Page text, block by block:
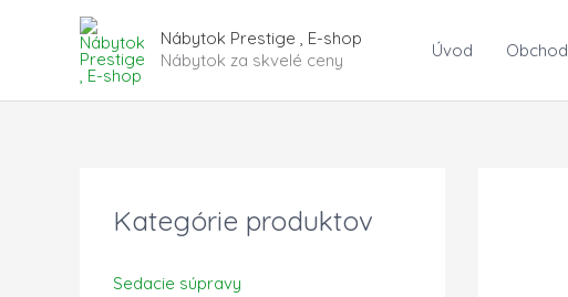
Nábytok Prestige , E-shop
Nábytok za skvelé ceny
Úvod Obchod
Kategórie produktov
Sedacie súpravy